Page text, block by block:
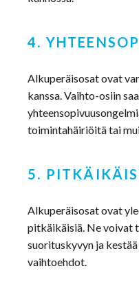
4.
Alkuperäisosat ovat
kanssa. Vaihto-osiin
toimintahäiriöitä tai
5.
Alkuperäisosat ovat
pitkäikäisiä. Ne voivat
suorituskyvyn ja
vaihtoehdot.